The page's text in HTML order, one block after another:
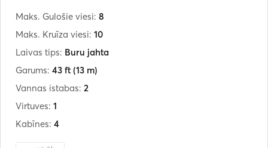
Maks. Gulošie viesi: 8
Maks. Kruīza viesi: 10
Laivas tips: Buru jahta
Garums: 43 ft (13 m)
Vannas istabas: 2
Virtuves: 1
Kabīnes: 4